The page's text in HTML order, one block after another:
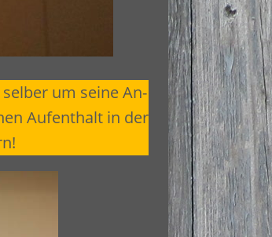
um seine An-
Aufenthalt in der